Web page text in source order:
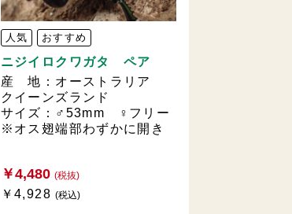
人気 おすすめ
ニジイロクワガタ ペア
産 地：オーストラリア
クイーンズランド
サイズ：♂53mm ♀フリー
※オス翅端部わずかに開き
￥4,480 (税抜)
￥4,928(税込)